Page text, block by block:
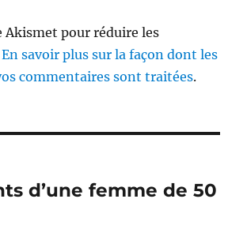
Akismet pour réduire les
En savoir plus sur la façon dont les
commentaires sont traitées.
d’une femme de 50